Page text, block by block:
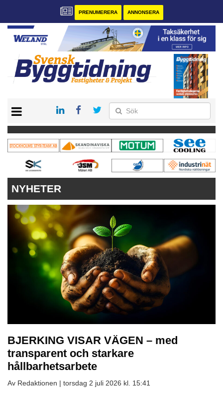
PRENUMERERA ANNONSERA
PRENUMERERA
VÅRA ANDRA MAGASIN
ANNONSERA
NYHETER
BJERKING VISAR VÄGEN – med
transparent och starkare
hållbarhetsarbete
Av Redaktionen | torsdag 2 juli 2026 kl. 15:41